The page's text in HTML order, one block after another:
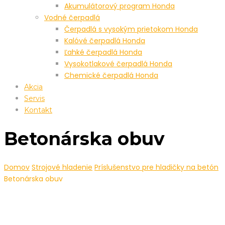
Akumulátorový program Honda
Vodné čerpadlá
Čerpadlá s vysokým prietokom Honda
Kalóvé čerpadlá Honda
Ľahké čerpadlá Honda
Vysokotlakové čerpadlá Honda
Chemické čerpadlá Honda
Akcia
Servis
Kontakt
Betonárska obuv
Domov Strojové hladenie Príslušenstvo pre hladičky na betón
Betonárska obuv